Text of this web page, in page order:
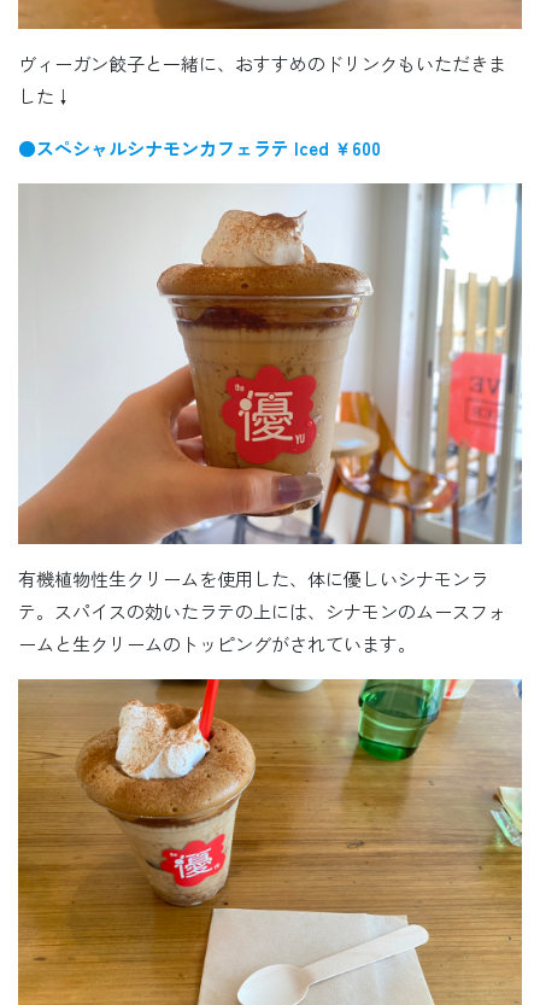
ヴィーガン餃子と一緒に、おすすめのドリンクもいただきま
した↓
●スペシャルシナモンカフェラテ Iced ￥600
有機植物性生クリームを使用した、体に優しいシナモンラ
テ。スパイスの効いたラテの上には、シナモンのムースフォ
ームと生クリームのトッピングがされています。